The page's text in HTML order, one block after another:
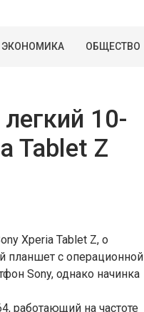
ЭКОНОМИКА ОБЩЕСТВО
10-
Tablet Z
Xperia Tablet Z, о
планшет с операционной
Sony, однако начинка
работающий на частоте